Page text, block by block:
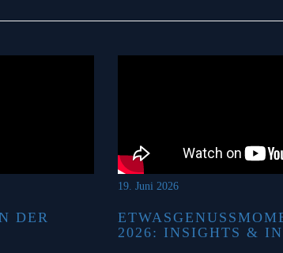
DER
19. Juni 2026
2026: INSIGHTS &